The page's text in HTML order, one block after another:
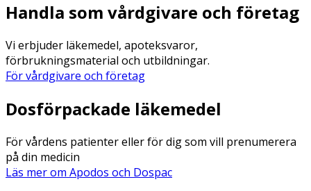
Handla som vårdgivare och företag
Vi erbjuder läkemedel, apoteksvaror,
förbrukningsmaterial och utbildningar.
För vårdgivare och företag
Dosförpackade läkemedel
För vårdens patienter eller för dig som vill prenumerera
på din medicin
Läs mer om Apodos och Dospac